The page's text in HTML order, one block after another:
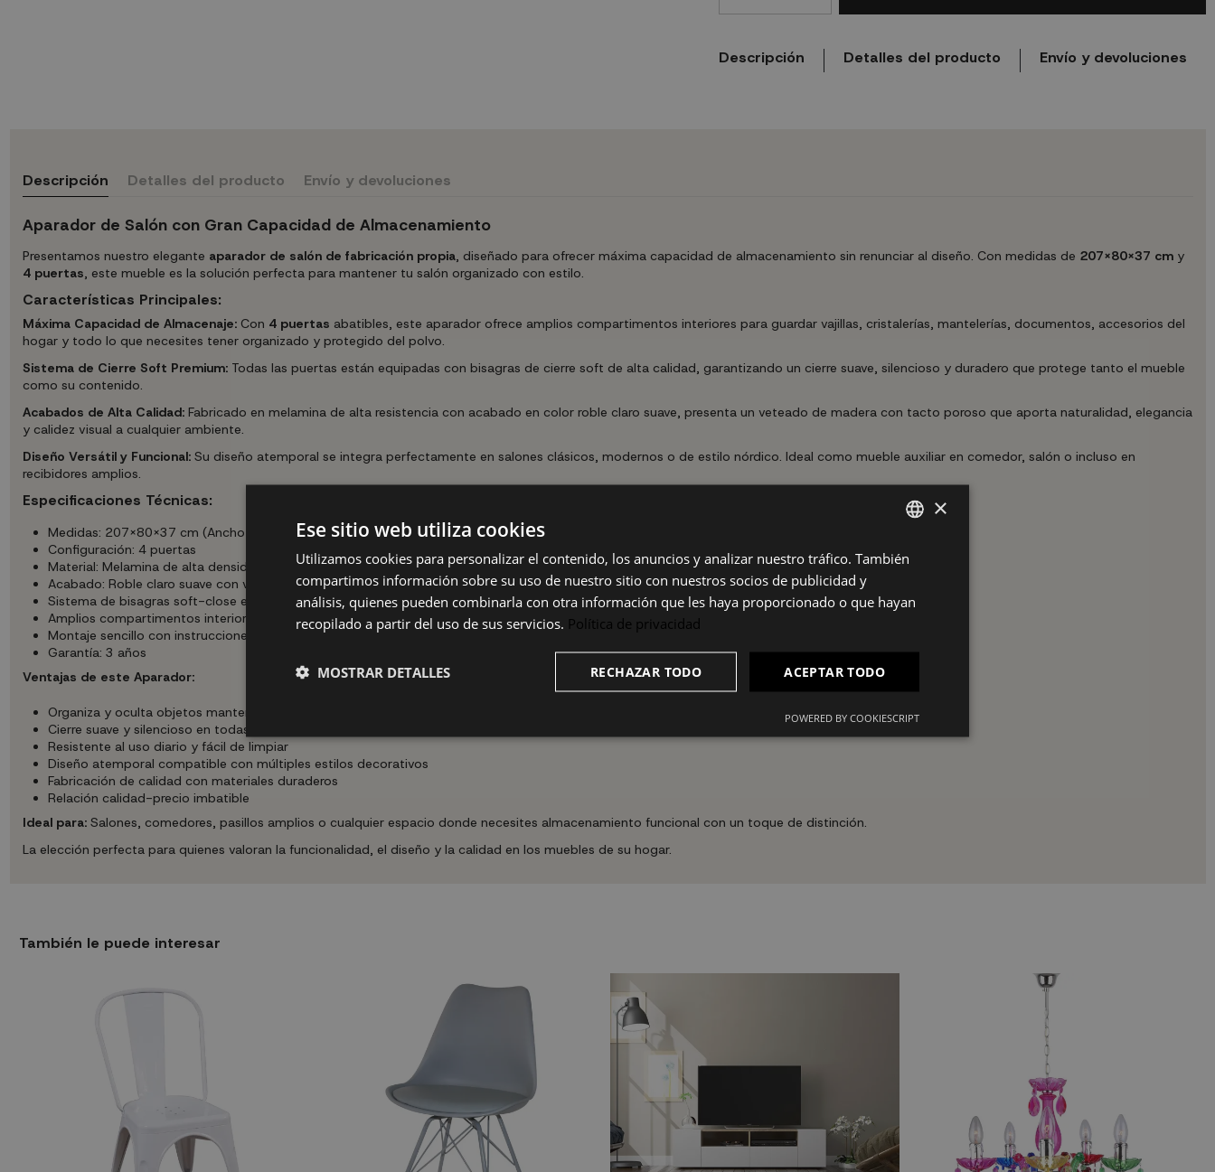
Descripción Detalles del producto Envío y devoluciones
Descripción Detalles del producto Envío y devoluciones
Aparador de Salón con Gran Capacidad de Almacenamiento
Presentamos nuestro elegante aparador de salón de fabricación propia, diseñado para ofrecer máxima capacidad de almacenamiento sin renunciar al diseño. Con medidas de 207X80X37 cmy
4 puertas , este mueble es la solución perfecta para mantener tu salón organizado con estilo.
Características Principales:
Máxima Capacidad de Almacenaje:Con 4 puertas abatibles, este aparador ofrece amplios compartimentos interiores para guardar vajillas, cristalerías, mantelerías, documentos, accesorios del
hogar y todo lo que necesites tener organizado y protegido del polvo.
Sistema de Cierre Soft Premium:Todas las puertas están equipadas con bisagras de cierre soft de alta calidad, garantizando un cierre suave, silencioso y duradero que protege tanto el mueble
como su contenido.
Acabados de Alta Calidad:Fabricado en melamina de alta resistencia con acabado en color roble claro suave, presenta un veteado de madera con tacto poroso que aporta naturalidad, elegancia
y calidez visual a cualquier ambiente.
Diseño Versátil y Funcional:Su diseño atemporal se integra perfectamente en salones clásicos, modernos o de estilo nórdico. Ideal como mueble auxiliar en comedor, salón o incluso en
recibidores amplios.
Especificaciones Técnicas:
Medidas: 207X80X37 cm (Ancho x Alto x Fondo)
Configuración: 4 puertas
Material: Melamina de alta densidad
Acabado: Roble claro suave con veteado poroso
Sistema de bisagras soft-close en todas las puertas
Amplios compartimentos interiores
Montaje sencillo con instrucciones incluidas
Garantía: 3 años
Ventajas de este Aparador:
Organiza y oculta objetos manteniendo el orden visual
Cierre suave y silencioso en todas las puertas
Resistente al uso diario y fácil de limpiar
Diseño atemporal compatible con múltiples estilos decorativos
Fabricación de calidad con materiales duraderos
Relación calidad-precio imbatible
Ideal para:Salones, comedores, pasillos amplios o cualquier espacio donde necesites almacenamiento funcional con un toque de distinción.
La elección perfecta para quienes valoran la funcionalidad, el diseño y la calidad en los muebles de su hogar.
También le puede interesar
SPANISH
×
Ese sitio web utiliza cookies
Utilizamos cookies para personalizar el contenido, los anuncios y analizar nuestro tráfico. También
compartimos información sobre su uso de nuestro sitio con nuestros socios de publicidad y
análisis, quienes pueden combinarla con otra información que les haya proporcionado o que hayan
recopilado a partir del uso de sus servicios. Política de privacidad
ACEPTAR TODO
RECHAZAR TODO
MOSTRAR DETALLES
POWERED BY COOKIESCRIPT